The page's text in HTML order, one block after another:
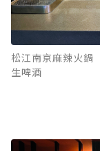
松江南京麻辣火鍋
生啤酒